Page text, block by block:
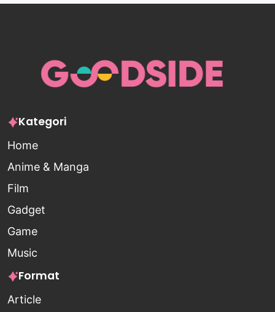
Kategori
Home
Anime & Manga
Film
Gadget
Game
Music
Format
Article